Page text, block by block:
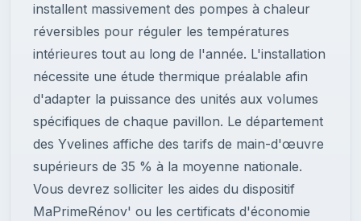
installent massivement des pompes à chaleur
réversibles pour réguler les températures
intérieures tout au long de l'année. L'installation
nécessite une étude thermique préalable afin
d'adapter la puissance des unités aux volumes
spécifiques de chaque pavillon. Le département
des Yvelines affiche des tarifs de main-d'œuvre
supérieurs de 35 % à la moyenne nationale.
Vous devrez solliciter les aides du dispositif
MaPrimeRénov' ou les certificats d'économie